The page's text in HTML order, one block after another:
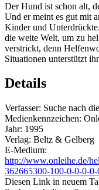
Der Hund ist schon alt,
Und er meint es gut mit
Kinder und
die weite Welt, um zu
verstrickt, denn
Situationen unterstützt
Details
Verfasser: Suche nach
Medienkennzeichen:
Jahr: 1995
Verlag: Beltz & Gelberg
E-Medium:
http://www.onleihe.de/
362665300-100-0-0-0-
Diesen Link in neuem